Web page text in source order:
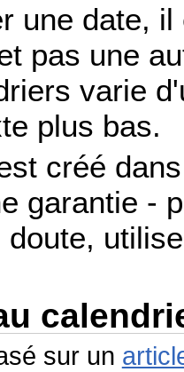
une date,
pas une
varie
plus bas.
créé
garantie -
doute,
sur un